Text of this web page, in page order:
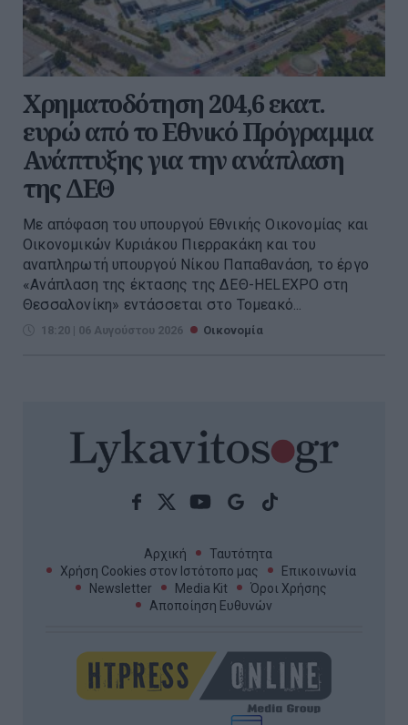
Χρηματοδότηση 204,6 εκατ.
ευρώ από το Εθνικό Πρόγραμμα
Ανάπτυξης για την ανάπλαση
της ΔΕΘ
Με απόφαση του υπουργού Εθνικής Οικονομίας και
Οικονομικών Κυριάκου Πιερρακάκη και του
αναπληρωτή υπουργού Νίκου Παπαθανάση, το έργο
«Ανάπλαση της έκτασης της ΔΕΘ-HELEXPO στη
Θεσσαλονίκη» εντάσσεται στο Τομεακό...
18:20 | 06 Αυγούστου 2026 Οικονομία
Αρχική
Ταυτότητα
Χρήση Cookies στον Ιστότοπο μας
Επικοινωνία
Newsletter
Media Kit
Όροι Χρήσης
Αποποίηση Ευθυνών